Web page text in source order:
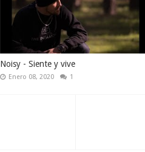
Noisy - Siente y vive
Enero 08, 2020 1